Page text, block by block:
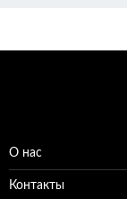
О нас
Контакты